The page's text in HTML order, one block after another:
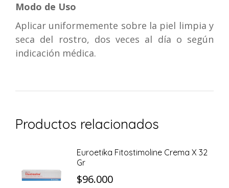
Modo de Uso
Aplicar uniformemente sobre la piel limpia y
seca del rostro, dos veces al día o según
indicación médica.
Productos relacionados
Euroetika Fitostimoline Crema X 32
Gr
$96.000